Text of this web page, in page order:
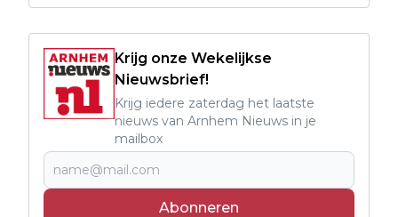
Krijg onze Wekelijkse
Nieuwsbrief!
Krijg iedere zaterdag het laatste
nieuws van Arnhem Nieuws in je
mailbox
Abonneren